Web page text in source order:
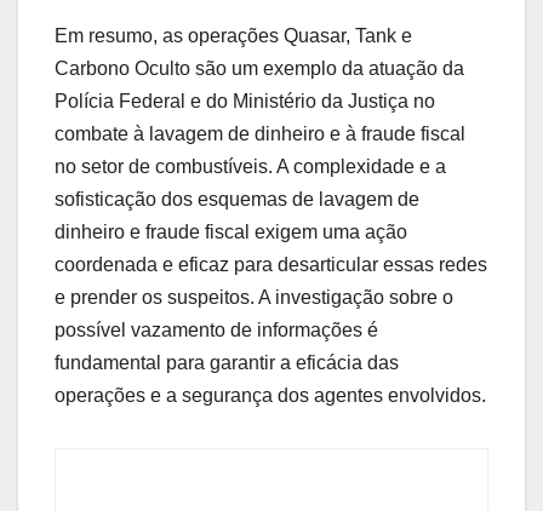
Em resumo, as operações Quasar, Tank e
Carbono Oculto são um exemplo da atuação da
Polícia Federal e do Ministério da Justiça no
combate à lavagem de dinheiro e à fraude fiscal
no setor de combustíveis. A complexidade e a
sofisticação dos esquemas de lavagem de
dinheiro e fraude fiscal exigem uma ação
coordenada e eficaz para desarticular essas redes
e prender os suspeitos. A investigação sobre o
possível vazamento de informações é
fundamental para garantir a eficácia das
operações e a segurança dos agentes envolvidos.